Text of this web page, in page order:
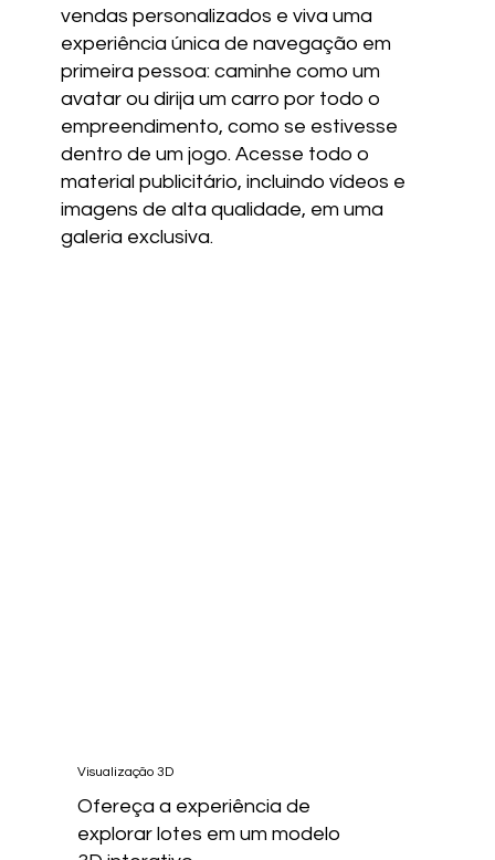
vendas personalizados e viva uma
experiência única de navegação em
primeira pessoa: caminhe como um
avatar ou dirija um carro por todo o
empreendimento, como se estivesse
dentro de um jogo. Acesse todo o
material publicitário, incluindo vídeos e
imagens de alta qualidade, em uma
galeria exclusiva.
Visualização 3D
Ofereça a experiência de
explorar lotes em um modelo